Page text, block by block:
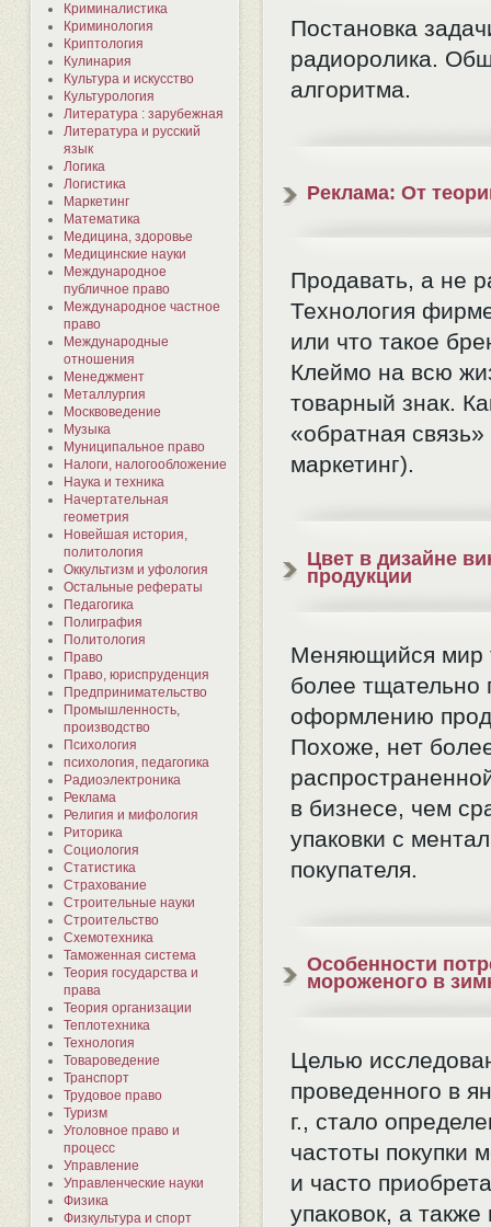
Криминалистика
Криминология
Криптология
Кулинария
Культура и искусство
Культурология
Литература : зарубежная
Литература и русский
язык
Логика
Логистика
Маркетинг
Математика
Медицина, здоровье
Медицинские науки
Международное
публичное право
Международное частное
право
Международные
отношения
Менеджмент
Металлургия
Москвоведение
Музыка
Муниципальное право
Налоги, налогообложение
Наука и техника
Начертательная
геометрия
Новейшая история,
политология
Оккультизм и уфология
Остальные рефераты
Педагогика
Полиграфия
Политология
Право
Право, юриспруденция
Предпринимательство
Промышленность,
производство
Психология
психология, педагогика
Радиоэлектроника
Реклама
Религия и мифология
Риторика
Социология
Статистика
Страхование
Строительные науки
Строительство
Схемотехника
Таможенная система
Теория государства и
права
Теория организации
Теплотехника
Технология
Товароведение
Транспорт
Трудовое право
Туризм
Уголовное право и
процесс
Управление
Управленческие науки
Физика
Физкультура и спорт
Постановка
радиоролика.
алгоритма.
Реклама: От
Продавать, а не
Технология
или что такое
Клеймо на всю
товарный знак.
«обратная связь»
маркетинг).
Цвет в дизайне
продукции
Меняющийся мир
более тщательно
оформлению
Похоже, нет
в бизнесе, чем
упаковки с
покупателя.
Особенности
мороженого в
Целью
проведенного в
г., стало
частоты покупки
и часто
упаковок, а